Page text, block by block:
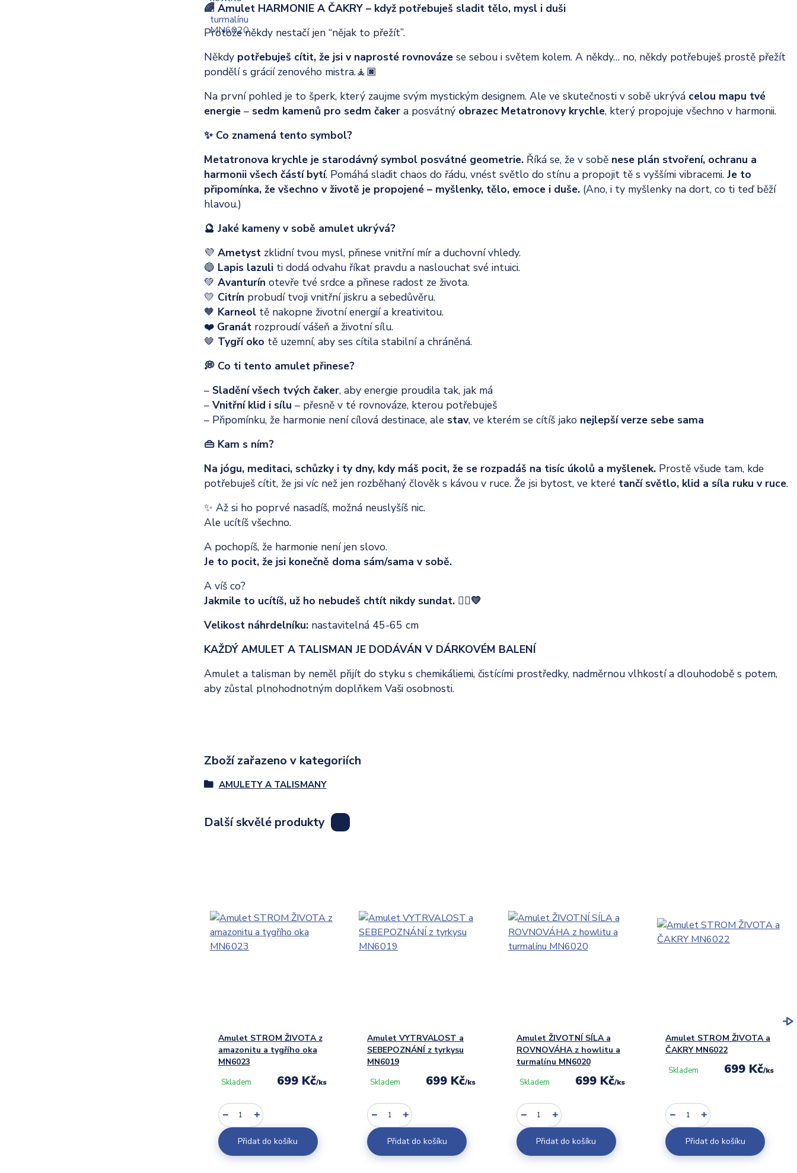
🌈 Amulet HARMONIE A ČAKRY – když potřebuješ sladit tělo, mysl i duši
Protože někdy nestačí jen “nějak to přežít”.
Někdy potřebuješ cítit, že jsi v naprosté rovnovázese sebou i světem kolem. A někdy… no, někdy potřebuješ prostě přežít
pondělí s grácií zenového mistra.🧘🏿
Na první pohled je to šperk, který zaujme svým mystickým designem. Ale ve skutečnosti v sobě ukrývá celou mapu tvé
energie– sedm kamenů pro sedm čakera posvátný obrazec Metatronovy krychle, který propojuje všechno v harmonii.
✨ Co znamená tento symbol?
Metatronova krychle je starodávný symbol posvátné geometrie.Říká se, že v sobě nese plán stvoření, ochranu a
harmonii všech částí bytí. Pomáhá sladit chaos do řádu, vnést světlo do stínu a propojit tě s vyššími vibracemi.Je to
připomínka, že všechno v životě je propojené – myšlenky, tělo, emoce i duše.(Ano, i ty myšlenky na dort, co ti teď běží
hlavou.)
🔮 Jaké kameny v sobě amulet ukrývá?
💜 Ametystzklidní tvou mysl, přinese vnitřní mír a duchovní vhledy.
🔵 Lapis lazuli ti dodá odvahu říkat pravdu a naslouchat své intuici.
💚 Avanturín otevře tvé srdce a přinese radost ze života.
💛 Citrín probudí tvoji vnitřní jiskru a sebedůvěru.
🧡 Karneol tě nakopne životní energií a kreativitou.
❤️ Granát rozproudí vášeň a životní sílu.
🤎 Tygří oko tě uzemní, aby ses cítila stabilní a chráněná.
💭 Co ti tento amulet přinese?
– Sladění všech tvých čaker, aby energie proudila tak, jak má
– Vnitřní klid i sílu – přesně v té rovnováze, kterou potřebuješ
– Připomínku, že harmonie není cílová destinace, ale stav, ve kterém se cítíš jako nejlepší verze sebe sama
👜 Kam s ním?
Na jógu, meditaci, schůzky i ty dny, kdy máš pocit, že se rozpadáš na tisíc úkolů a myšlenek.Prostě všude tam, kde
potřebuješ cítit, že jsi víc než jen rozběhaný člověk s kávou v ruce. Že jsi bytost, ve které tančí světlo, klid a síla ruku v ruce.
✨ Až si ho poprvé nasadíš, možná neuslyšíš nic.
Ale ucítíš všechno.
A pochopíš, že harmonie není jen slovo.
Je to pocit, že jsi konečně doma sám/sama v sobě.
A víš co?
Jakmile to ucítíš, už ho nebudeš chtít nikdy sundat. 🧘‍♀️💛
Velikost náhrdelníku: nastavitelná 45-65 cm
KAŽDÝ AMULET A TALISMAN JE DODÁVÁN V DÁRKOVÉM BALENÍ
Amulet a talisman by neměl přijít do styku s chemikáliemi, čistícími prostředky, nadměrnou vlhkostí a dlouhodobě s potem,
aby zůstal plnohodnotným doplňkem Vaši osobnosti.
Zboží zařazeno v kategoriích
AMULETY A TALISMANY
Další skvělé produkty
Amulet STROM ŽIVOTA z
amazonitu a tygřího oka
MN6023
699 Kč/ks
Skladem
Přidat do košíku
Amulet VYTRVALOST a
SEBEPOZNÁNÍ z tyrkysu
MN6019
699 Kč/ks
Skladem
Přidat do košíku
Amulet ŽIVOTNÍ SÍLA a
ROVNOVÁHA z howlitu a
turmalínu MN6020
699 Kč/ks
Skladem
Přidat do košíku
Amulet STROM ŽIVOTA a
ČAKRY MN6022
699 Kč/ks
Skladem
Přidat do košíku